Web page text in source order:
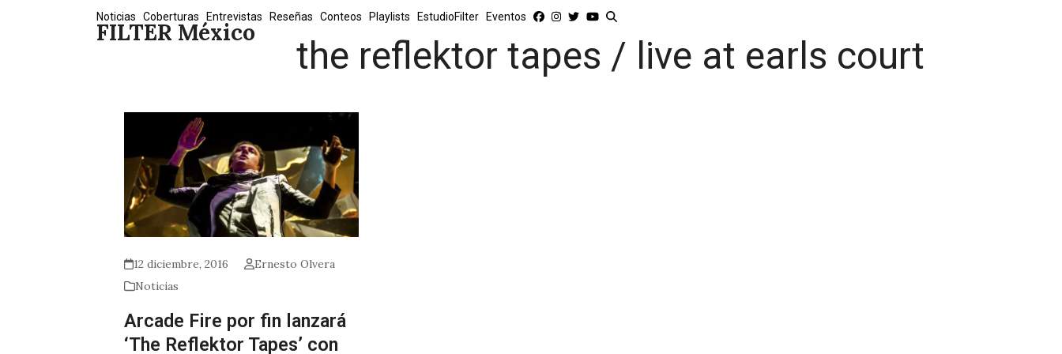
FILTER México
Noticias Coberturas Entrevistas Reseñas Conteos Playlists EstudioFilter Eventos
the reflektor tapes / live at earls court
12 diciembre, 2016
Ernesto Olvera
Noticias
Arcade Fire por fin lanzará
‘The Reflektor Tapes’ con